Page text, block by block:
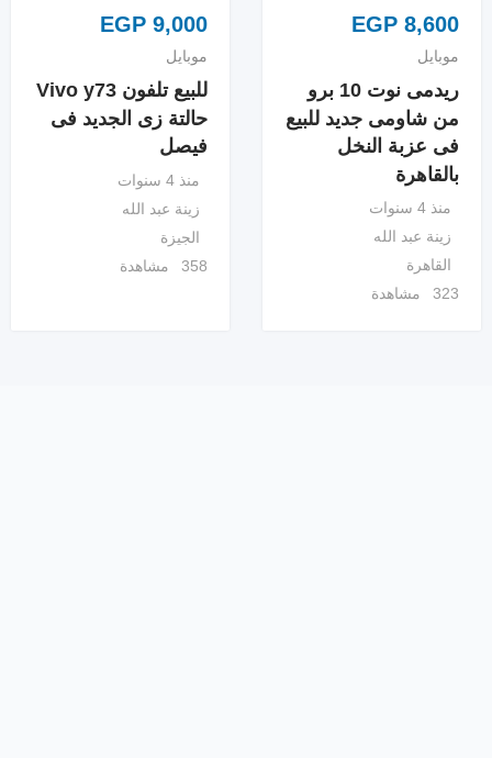
EGP 8,600
موبايل
ريدمى نوت 10 برو
من شاومى جديد للبيع
فى عزبة النخل
بالقاهرة
منذ 4 سنوات
زينة عبد الله
القاهرة
323 مشاهدة
EGP 9,000
موبايل
للبيع تلفون Vivo y73
حالتة زى الجديد فى
فيصل
منذ 4 سنوات
زينة عبد الله
الجيزة
358 مشاهدة